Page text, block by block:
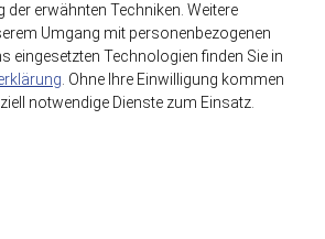
der erwähnten Techniken. Weitere
Umgang mit personenbezogenen
eingesetzten Technologien finden Sie in
. Ohne Ihre Einwilligung kommen
notwendige Dienste zum Einsatz.